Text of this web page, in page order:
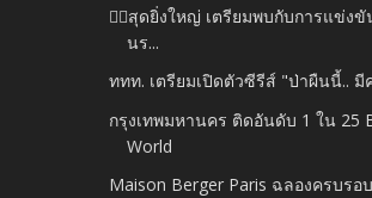
🏃‍♂️สุดยิ่งใหญ่ เตรียมพบกับการแข่ง
นร...
ททท. เตรียมเปิดตัวซีรีส์ "ป่าผืนนี้.. มี
กรุงเทพมหานคร ติดอันดับ 1 ใน 25
World
Maison Berger Paris ฉลองครบรอ